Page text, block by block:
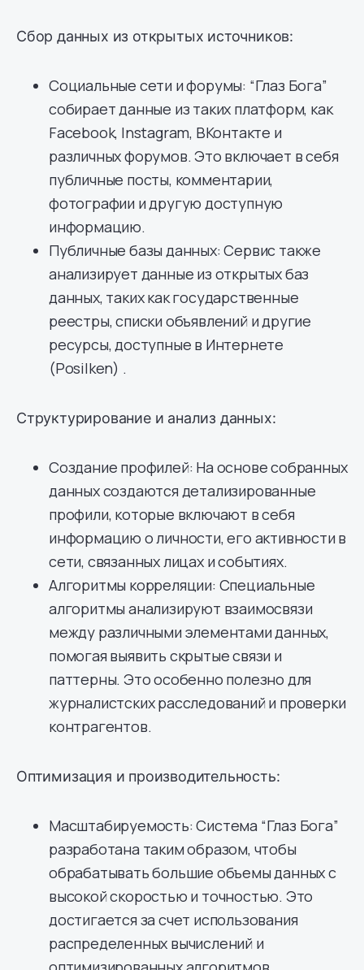
Сбор данных из открытых источников:
Социальные сети и форумы: “Глаз Бога”
собирает данные из таких платформ, как
Facebook, Instagram, ВКонтакте и
различных форумов. Это включает в себя
публичные посты, комментарии,
фотографии и другую доступную
информацию.
Публичные базы данных: Сервис также
анализирует данные из открытых баз
данных, таких как государственные
реестры, списки объявлений и другие
ресурсы, доступные в Интернете
(Posilken) .
Структурирование и анализ данных:
Создание профилей: На основе собранных
данных создаются детализированные
профили, которые включают в себя
информацию о личности, его активности в
сети, связанных лицах и событиях.
Алгоритмы корреляции: Специальные
алгоритмы анализируют взаимосвязи
между различными элементами данных,
помогая выявить скрытые связи и
паттерны. Это особенно полезно для
журналистских расследований и проверки
контрагентов.
Оптимизация и производительность:
Масштабируемость: Система “Глаз Бога”
разработана таким образом, чтобы
обрабатывать большие объемы данных с
высокой скоростью и точностью. Это
достигается за счет использования
распределенных вычислений и